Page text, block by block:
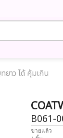
าว ได้ คุ้มเกิน
B061-
ขายแล้ว